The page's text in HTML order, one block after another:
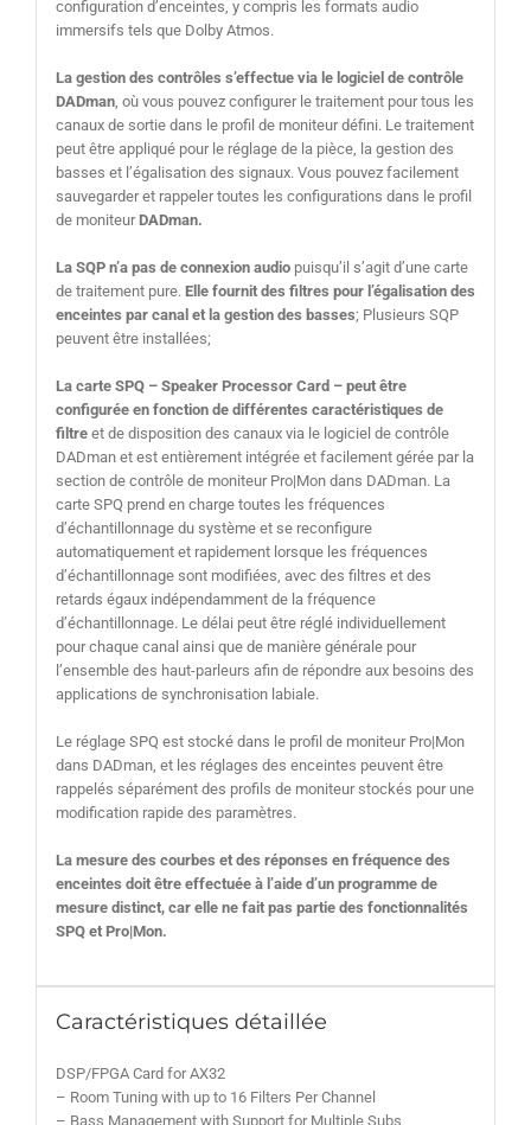
configuration d’enceintes, y compris les formats audio
immersifs tels que Dolby Atmos.
La gestion des contrôles s’effectue via le logiciel de contrôle
DADman, où vous pouvez configurer le traitement pour tous les
canaux de sortie dans le profil de moniteur défini. Le traitement
peut être appliqué pour le réglage de la pièce, la gestion des
basses et l’égalisation des signaux. Vous pouvez facilement
sauvegarder et rappeler toutes les configurations dans le profil
de moniteurDADman.
La SQP n’a pas de connexion audiopuisqu’il s’agit d’une carte
de traitement pure. Elle fournit des filtres pour l’égalisation des
enceintes par canal et la gestion des basses; Plusieurs SQP
peuvent être installées;
La carte SPQ – Speaker Processor Card – peut être
configurée en fonction de différentes caractéristiques de
filtreet de disposition des canaux via le logiciel de contrôle
DADman et est entièrement intégrée et facilement gérée par la
section de contrôle de moniteur Pro|Mon dans DADman. La
carte SPQ prend en charge toutes les fréquences
d’échantillonnage du système et se reconfigure
automatiquement et rapidement lorsque les fréquences
d’échantillonnage sont modifiées, avec des filtres et des
retards égaux indépendamment de la fréquence
d’échantillonnage. Le délai peut être réglé individuellement
pour chaque canal ainsi que de manière générale pour
l’ensemble des haut-parleurs afin de répondre aux besoins des
applications de synchronisation labiale.
Le réglage SPQ est stocké dans le profil de moniteur Pro|Mon
dans DADman, et les réglages des enceintes peuvent être
rappelés séparément des profils de moniteur stockés pour une
modification rapide des paramètres.
La mesure des courbes et des réponses en fréquence des
enceintes doit être effectuée à l’aide d’un programme de
mesure distinct, car elle ne fait pas partie des fonctionnalités
SPQ et Pro|Mon.
Caractéristiques détaillée
DSP/FPGA Card for AX32
– Room Tuning with up to 16 Filters Per Channel
– Bass Management with Support for Multiple Subs